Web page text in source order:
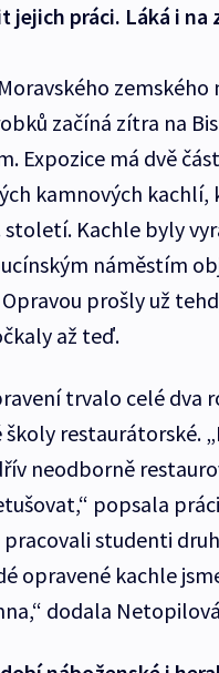
jejich práci. Láká i
začíná zítra na
Expozice má dvě
kamnových
století. Kachle byly
náměstím
Opravou prošly už
až teď.
trvalo celé dva
školy restaurátorské.
neodborně
popsala
pracovali studenti
opravené kachle
dodala